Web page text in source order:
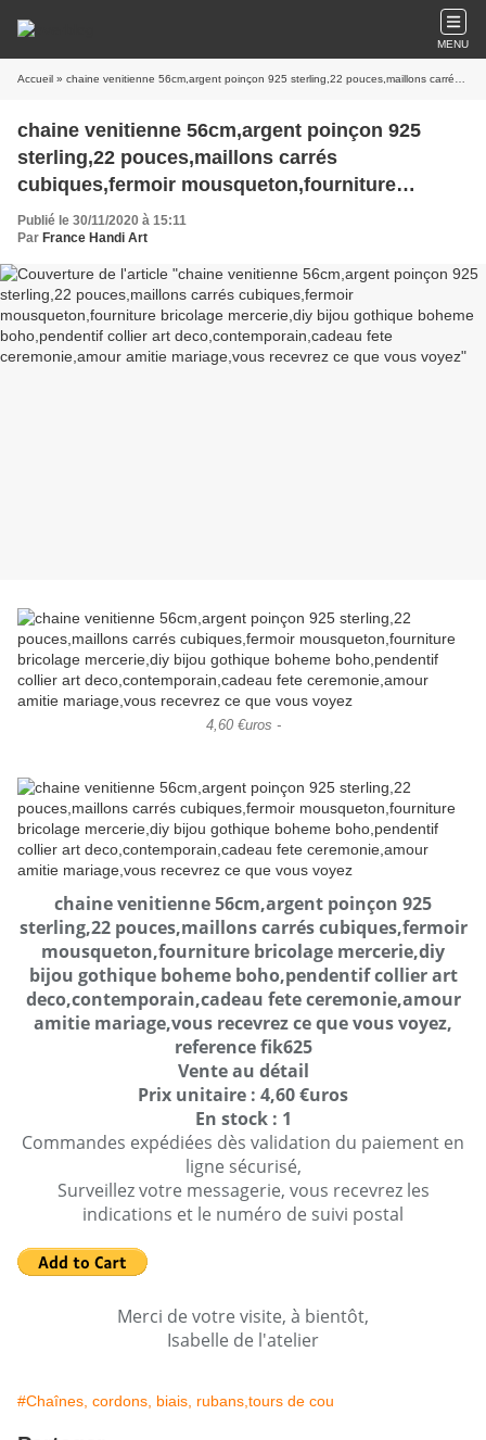
MENU
Accueil » chaine venitienne 56cm,argent poinçon 925 sterling,22 pouces,maillons carrés cubiques,fermoir mousqueton,fourniture bricolage mercerie,diy bijou gothique boheme boho,pendentif collier art deco,contemporain,cadeau fete ceremonie,amour amitie mariage,vous recevrez ce que vous voyez
chaine venitienne 56cm,argent poinçon 925
sterling,22 pouces,maillons carrés
cubiques,fermoir mousqueton,fourniture
bricolage mercerie,diy bijou gothique boheme
boho,pendentif collier art
deco,contemporain,cadeau fete
ceremonie,amour amitie mariage,vous recevrez
ce que vous voyez
Publié le 30/11/2020 à 15:11
Par France Handi Art
4,60 €uros -
chaine venitienne 56cm,argent poinçon 925
sterling,22 pouces,maillons carrés cubiques,fermoir
mousqueton,fourniture bricolage mercerie,diy
bijou gothique boheme boho,pendentif collier art
deco,contemporain,cadeau fete ceremonie,amour
amitie mariage,vous recevrez ce que vous voyez,
reference fik625
Vente au détail
Prix unitaire : 4,60 €uros
En stock : 1
Commandes expédiées dès validation du paiement en
ligne sécurisé,
Surveillez votre messagerie, vous recevrez les
indications et le numéro de suivi postal
Merci de votre visite, à bientôt,
Isabelle de l'atelier
#Chaînes, cordons, biais, rubans,tours de cou